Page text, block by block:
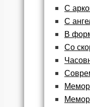
С
С
В
Со